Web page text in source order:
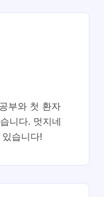
부와 첫 환자
니다. 멋지네
습니다!